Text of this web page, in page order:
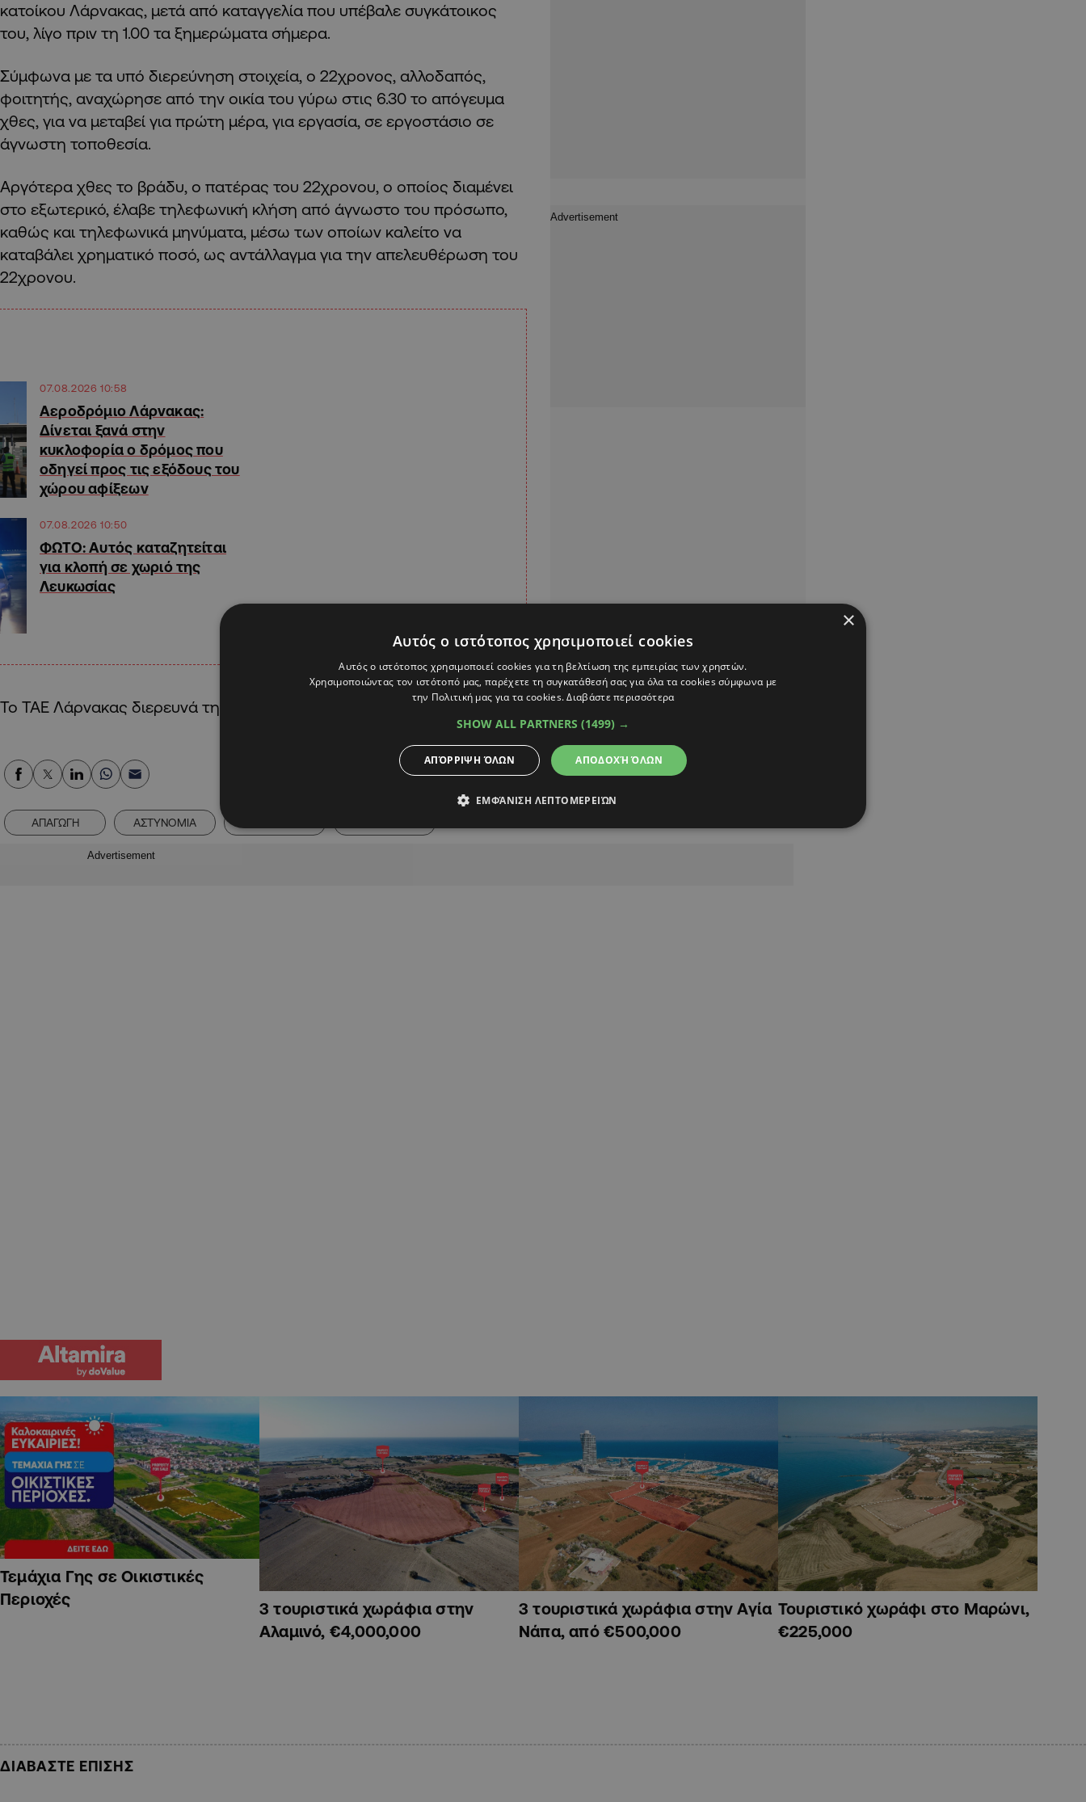
κατοίκου Λάρνακας, μετά από καταγγελία που υπέβαλε συγκάτοικος
του, λίγο πριν τη 1.00 τα ξημερώματα σήμερα.
Σύμφωνα με τα υπό διερεύνηση στοιχεία, ο 22χρονος, αλλοδαπός,
φοιτητής, αναχώρησε από την οικία του γύρω στις 6.30 το απόγευμα
χθες, για να μεταβεί για πρώτη μέρα, για εργασία, σε εργοστάσιο σε
άγνωστη τοποθεσία.
Αργότερα χθες το βράδυ, ο πατέρας του 22χρονου, ο οποίος διαμένει
στο εξωτερικό, έλαβε τηλεφωνική κλήση από άγνωστο του πρόσωπο,
καθώς και τηλεφωνικά μηνύματα, μέσω των οποίων καλείτο να
καταβάλει χρηματικό ποσό, ως αντάλλαγμα για την απελευθέρωση του
22χρονου.
07.08.2026 10:58
Αεροδρόμιο Λάρνακας:
Δίνεται ξανά στην
κυκλοφορία ο δρόμος που
οδηγεί προς τις εξόδους του
χώρου αφίξεων
07.08.2026 10:50
ΦΩΤΟ: Αυτός καταζητείται
για κλοπή σε χωριό της
Λευκωσίας
Το ΤΑΕ Λάρνακας διερευνά την υπόθεση.
Alpha Podcasts
ΑΠΑΓΩΓΗ ΑΣΤΥΝΟΜΙΑ
Advertisement
Τεμάχια Γης σε Οικιστικές
Περιοχές
3 τουριστικά χωράφια στην
Αλαμινό, €4,000,000
3 τουριστικά χωράφια στην Αγία
Νάπα, από €500,000
Τουριστικό χωράφι στο Μαρώνι,
€225,000
ΔΙΑΒΑΣΤΕ ΕΠΙΣΗΣ
×
Αυτός ο ιστότοπος χρησιμοποιεί cookies
Αυτός ο ιστότοπος χρησιμοποιεί cookies για τη βελτίωση της εμπειρίας των χρηστών.
Χρησιμοποιώντας τον ιστότοπό μας, παρέχετε τη συγκατάθεσή σας για όλα τα cookies σύμφωνα με
την Πολιτική μας για τα cookies.Διαβάστε περισσότερα
SHOW ALL PARTNERS (1499) →
ΑΠΟΔΟΧΉ ΌΛΩΝ
ΑΠΌΡΡΙΨΗ ΌΛΩΝ
ΕΜΦΆΝΙΣΗ ΛΕΠΤΟΜΕΡΕΙΏΝ